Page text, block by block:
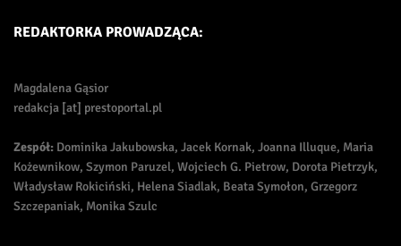
REDAKTORKA PROWADZĄCA:
Magdalena Gąsior
redakcja [at] prestoportal.pl
Zespół: Dominika Jakubowska, Jacek Kornak, Joanna Illuque, Maria
Kożewnikow, Szymon Paruzel, Wojciech G. Pietrow, Dorota Pietrzyk,
Władysław Rokiciński, Helena Siadlak, Beata Symołon, Grzegorz
Szczepaniak, Monika Szulc